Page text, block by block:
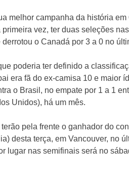
melhor campanha da história
vez, ter duas seleções
o Canadá por 3 a 0 no
poderia ter definido a
era fã do ex-camisa 10 e maior
o Brasil, no empate por 1 a 1
Unidos), há um mês.
pela frente o ganhador do
desta terça, em Vancouver, no
lugar nas semifinais será no